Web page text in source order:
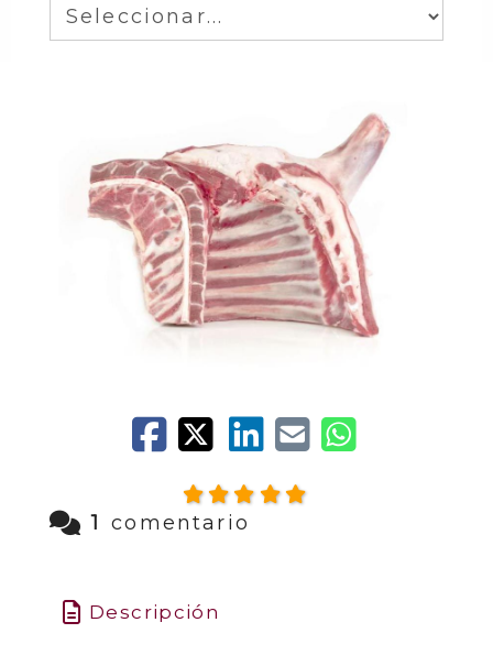
1 comentario
Descripción